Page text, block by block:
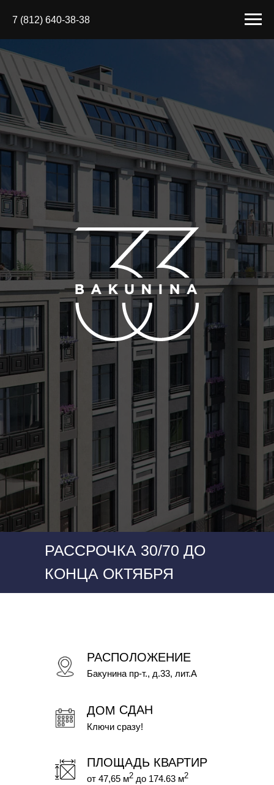
7 (812) 640-38-38
РАССРОЧКА 30/70 ДО
КОНЦА ОКТЯБРЯ
РАСПОЛОЖЕНИЕ
Бакунина пр-т., д.33, лит.А
ДОМ СДАН
Ключи сразу!
ПЛОЩАДЬ КВАРТИР
от 47,65 м2 до 174.63 м2